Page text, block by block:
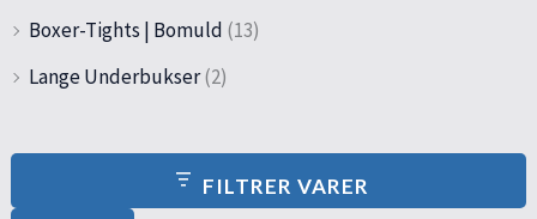
Boxer-Tights | Bomuld (13)
Lange Underbukser(2)
FILTRER VARER